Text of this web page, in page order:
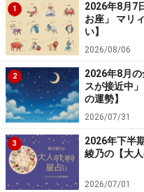
1
2026年8月7
お座」 マリ
い】
2026/08/06
2
2026年8月
スが接近中
の運勢】
2026/07/31
3
2026年下半
綾乃の【大人
2026/07/01